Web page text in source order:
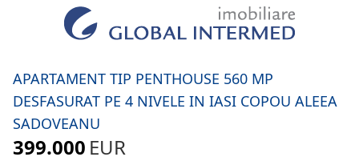
APARTAMENT TIP PENTHOUSE 560 MP
DESFASURAT PE 4 NIVELE IN IASI COPOU ALEEA
SADOVEANU
399.000 EUR